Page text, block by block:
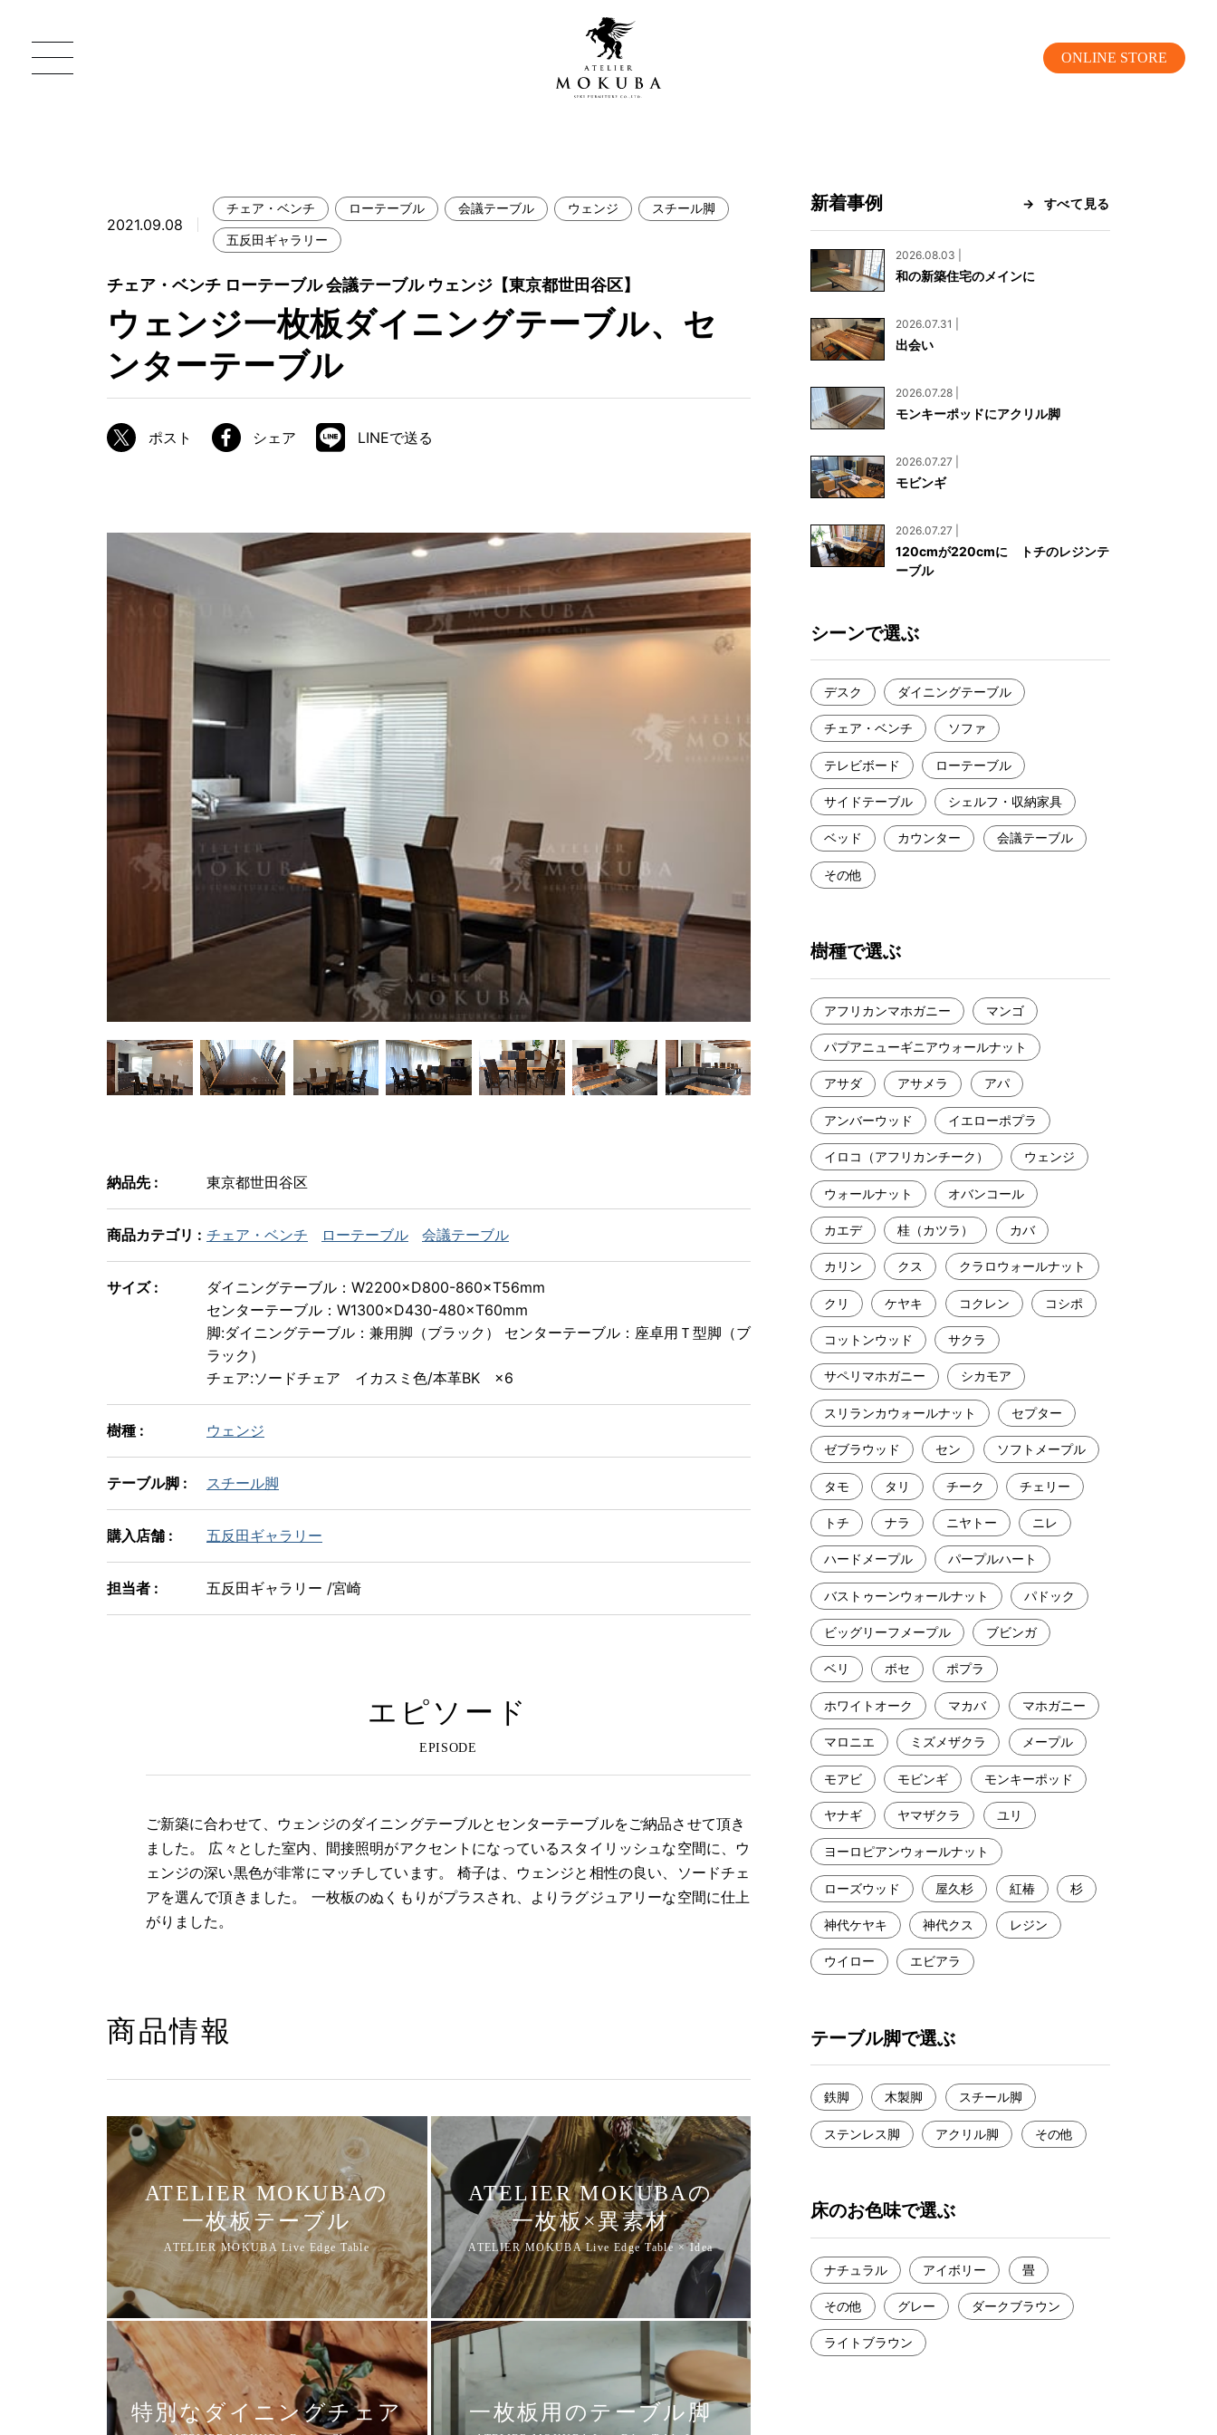
ONLINE STORE
一枚板 ATELIER MOKUBA HOME
MOKUBA について
ブランドコンセプト
職人の技能・技巧
加工技術
商品情報
特別なダイニングチェア
直営店
新宿ギャラリー
レジンギャラリー
吉祥寺ギャラリー
大阪梅田ギャラリー
公式オンラインストア
WEBカタログ
全商品一覧
納品事例
納品事例（店舗・オフィス）
NEWS
BLOG
メディア美術協力実績
よくあるご質問
お問い合わせ
資料請求
お見積もり
工務店様・設計会社様向けお問い合わせ
一枚板買い取りに関して
2021.09.08
チェア・ベンチ ローテーブル 会議テーブル ウェンジ スチール脚
五反田ギャラリー
ウェンジ一枚板ダイニングテーブル、セ
ンターテーブル
チェア・ベンチ ローテーブル 会議テーブル ウェンジ【東京都世田谷区】
ポスト シェア LINEで送る
納品先 : 東京都世田谷区
商品カテゴリ : チェア・ベンチ ローテーブル 会議テーブル
サイズ :
ダイニングテーブル：W2200×D800-860×T56mm
センターテーブル：W1300×D430-480×T60mm
脚:ダイニングテーブル：兼用脚（ブラック） センターテーブル：座卓用Ｔ型脚（ブ
ラック）
チェア:ソードチェア イカスミ色/本革BK ×6
樹種 : ウェンジ
テーブル脚 : スチール脚
購入店舗 : 五反田ギャラリー
担当者 : 五反田ギャラリー /宮崎
エピソード
ご新築に合わせて、ウェンジのダイニングテーブルとセンターテーブルをご納品させて頂き
ました。 広々とした室内、間接照明がアクセントになっているスタイリッシュな空間に、ウ
ェンジの深い黒色が非常にマッチしています。 椅子は、ウェンジと相性の良い、ソードチェ
アを選んで頂きました。 一枚板のぬくもりがプラスされ、よりラグジュアリーな空間に仕上
がりました。
商品情報
ATELIER MOKUBAの
一枚板テーブル
ATELIER MOKUBAの
一枚板×異素材
特別なダイニングチェア 一枚板用のテーブル脚
新着事例 すべて見る
2026.08.03 |
和の新築住宅のメインに
2026.07.31 |
出会い
2026.07.28 |
モンキーポッドにアクリル脚
2026.07.27 |
モビンギ
2026.07.27 |
120cmが220cmに トチのレジンテ
ーブル
シーンで選ぶ
デスク ダイニングテーブル
チェア・ベンチ ソファ
テレビボード ローテーブル
サイドテーブル シェルフ・収納家具
ベッド カウンター 会議テーブル
その他
樹種で選ぶ
アフリカンマホガニー マンゴ
パプアニューギニアウォールナット
アサダ アサメラ アパ
アンバーウッド イエローポプラ
イロコ（アフリカンチーク） ウェンジ
ウォールナット オバンコール
カエデ 桂（カツラ） カバ
カリン クス クラロウォールナット
クリ ケヤキ コクレン コシポ
コットンウッド サクラ
サペリマホガニー シカモア
スリランカウォールナット セプター
ゼブラウッド セン ソフトメープル
タモ タリ チーク チェリー
トチ ナラ ニヤトー ニレ
ハードメープル パープルハート
バストゥーンウォールナット パドック
ビッグリーフメープル ブビンガ
ベリ ボセ ポプラ
ホワイトオーク マカバ マホガニー
マロニエ ミズメザクラ メープル
モアビ モビンギ モンキーポッド
ヤナギ ヤマザクラ ユリ
ヨーロピアンウォールナット
ローズウッド 屋久杉 紅椿 杉
神代ケヤキ 神代クス レジン
ウイロー エビアラ
テーブル脚で選ぶ
鉄脚 木製脚 スチール脚
ステンレス脚 アクリル脚 その他
床のお色味で選ぶ
ナチュラル アイボリー 畳
その他 グレー ダークブラウン
ライトブラウン